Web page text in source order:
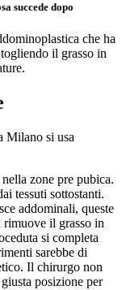
succede dopo
che ha
il grasso in
Milano si usa
nella zone pre pubica.
tessuti sottostanti.
addominali, queste
il grasso in
si completa
sarebbe di
Il chirurgo non
posizione per